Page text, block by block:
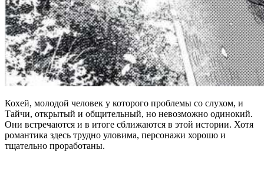
Кохей, молодой человек у которого проблемы со слухом, и
Тайчи, открытый и общительный, но невозможно одинокий.
Они встречаются и в итоге сближаются в этой истории. Хотя
романтика здесь трудно уловима, персонажи хорошо и
тщательно проработаны.